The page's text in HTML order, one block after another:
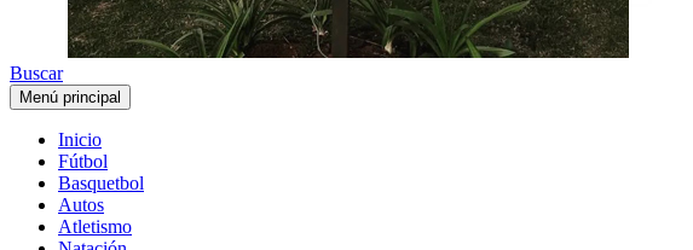
Buscar
Menú principal
Inicio
Fútbol
Basquetbol
Autos
Atletismo